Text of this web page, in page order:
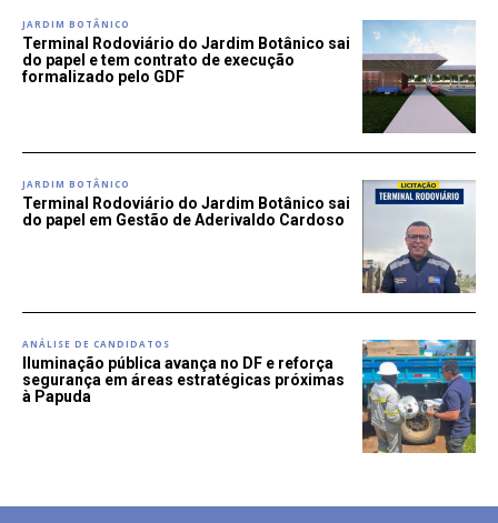
JARDIM BOTÂNICO
Terminal Rodoviário do Jardim Botânico sai
do papel e tem contrato de execução
formalizado pelo GDF
JARDIM BOTÂNICO
Terminal Rodoviário do Jardim Botânico sai
do papel em Gestão de Aderivaldo Cardoso
ANÁLISE DE CANDIDATOS
Iluminação pública avança no DF e reforça
segurança em áreas estratégicas próximas
à Papuda